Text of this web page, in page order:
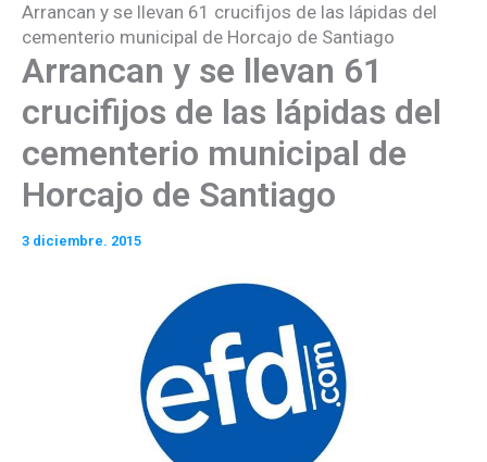
Arrancan y se llevan 61 crucifijos de las lápidas del
cementerio municipal de Horcajo de Santiago
Arrancan y se llevan 61
crucifijos de las lápidas del
cementerio municipal de
Horcajo de Santiago
3 diciembre. 2015